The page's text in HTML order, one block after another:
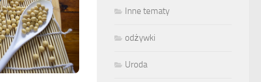
Inne tematy
odżywki
Uroda